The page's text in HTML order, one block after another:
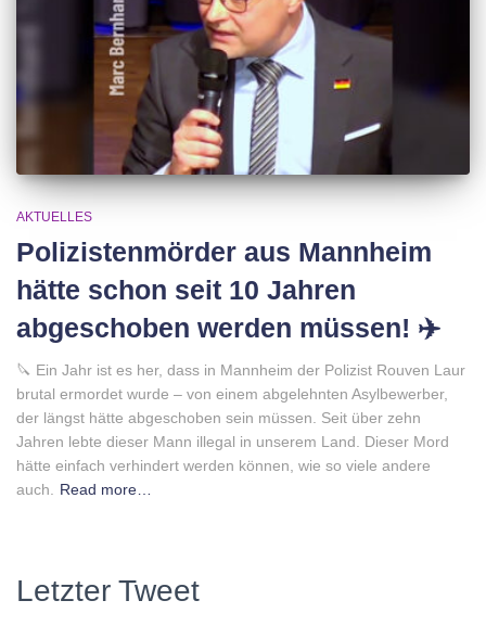
AKTUELLES
Polizistenmörder aus Mannheim
hätte schon seit 10 Jahren
abgeschoben werden müssen! ✈️
🔪 Ein Jahr ist es her, dass in Mannheim der Polizist Rouven Laur
brutal ermordet wurde – von einem abgelehnten Asylbewerber,
der längst hätte abgeschoben sein müssen. Seit über zehn
Jahren lebte dieser Mann illegal in unserem Land. Dieser Mord
hätte einfach verhindert werden können, wie so viele andere
auch.
Read more…
Letzter Tweet